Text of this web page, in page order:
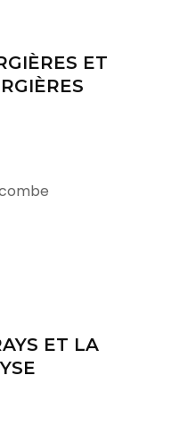
ET
ET LA